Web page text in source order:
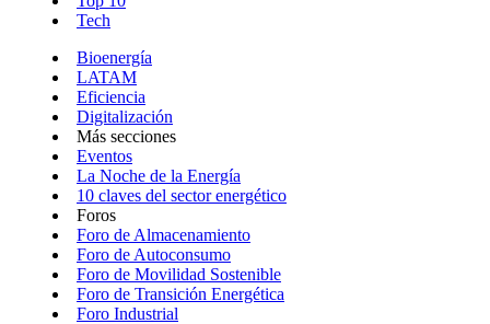
Tech
Bioenergía
LATAM
Eficiencia
Digitalización
Más secciones
Eventos
La Noche de la Energía
10 claves del sector energético
Foros
Foro de Almacenamiento
Foro de Autoconsumo
Foro de Movilidad Sostenible
Foro de Transición Energética
Foro Industrial